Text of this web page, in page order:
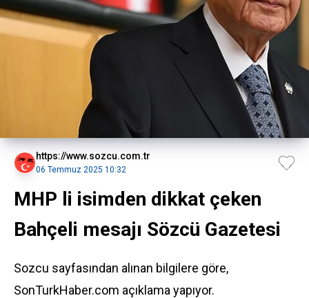
https://www.sozcu.com.tr
06 Temmuz 2025 10:32
MHP li isimden dikkat çeken
Bahçeli mesajı Sözcü Gazetesi
Sozcu sayfasından alınan bilgilere göre,
SonTurkHaber.com açıklama yapıyor.